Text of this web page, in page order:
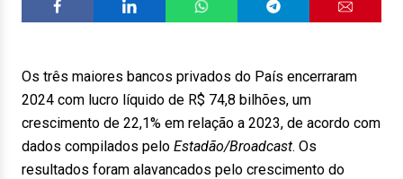
Os três maiores bancos privados do País encerraram
2024 com lucro líquido de R$ 74,8 bilhões, um
crescimento de 22,1% em relação a 2023, de acordo com
dados compilados pelo Estadão/Broadcast. Os
resultados foram alavancados pelo crescimento do